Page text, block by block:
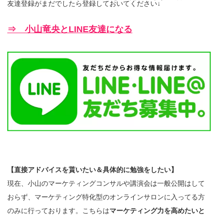
友達登録がまだでしたら登録しておいてください↓
⇒ 小山竜央とLINE友達になる
【直接アドバイスを貰いたい＆具体的に勉強をしたい】
現在、小山のマーケティングコンサルや講演会は一般公開はして
おらず、マーケティング特化型のオンラインサロンに入ってる方
のみに行っております。こちらはマーケティング力を高めたいと